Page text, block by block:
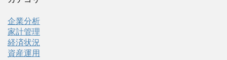
企業分析
家計管理
経済状況
資産運用